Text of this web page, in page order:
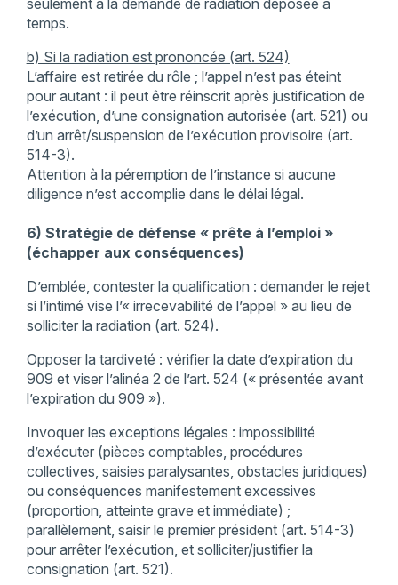
seulement à la demande de radiation déposée à
temps.
b) Si la radiation est prononcée (art. 524)
L’affaire est retirée du rôle ; l’appel n’est pas éteint
pour autant : il peut être réinscrit après justification de
l’exécution, d’une consignation autorisée (art. 521) ou
d’un arrêt/suspension de l’exécution provisoire (art.
514-3).
Attention à la péremption de l’instance si aucune
diligence n’est accomplie dans le délai légal.
6) Stratégie de défense « prête à l’emploi »
(échapper aux conséquences)
D’emblée, contester la qualification : demander le rejet
si l’intimé vise l’« irrecevabilité de l’appel » au lieu de
solliciter la radiation (art. 524).
Opposer la tardiveté : vérifier la date d’expiration du
909 et viser l’alinéa 2 de l’art. 524 (« présentée avant
l’expiration du 909 »).
Invoquer les exceptions légales : impossibilité
d’exécuter (pièces comptables, procédures
collectives, saisies paralysantes, obstacles juridiques)
ou conséquences manifestement excessives
(proportion, atteinte grave et immédiate) ;
parallèlement, saisir le premier président (art. 514-3)
pour arrêter l’exécution, et solliciter/justifier la
consignation (art. 521).